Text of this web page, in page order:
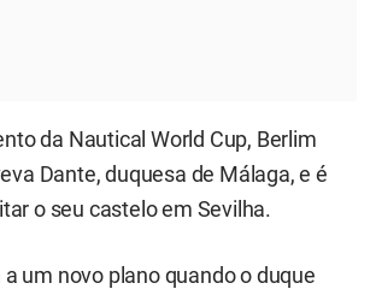
da Nautical World Cup, Berlim
Dante, duquesa de Málaga, e é
o seu castelo em Sevilha.
a um novo plano quando o duque